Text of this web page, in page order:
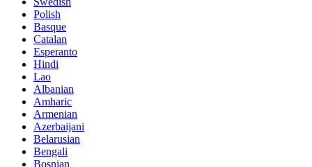
Polish
Basque
Catalan
Esperanto
Hindi
Lao
Albanian
Amharic
Armenian
Azerbaijani
Belarusian
Bengali
Bosnian